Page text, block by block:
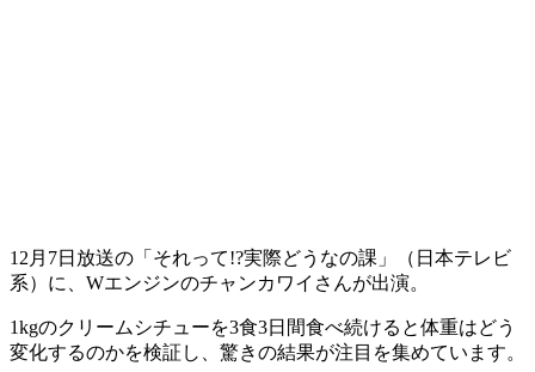
12月7日放送の「それって!?実際どうなの課」（日本テレビ
系）に、Wエンジンのチャンカワイさんが出演。
1kgのクリームシチューを3食3日間食べ続けると体重はどう
変化するのかを検証し、驚きの結果が注目を集めています。